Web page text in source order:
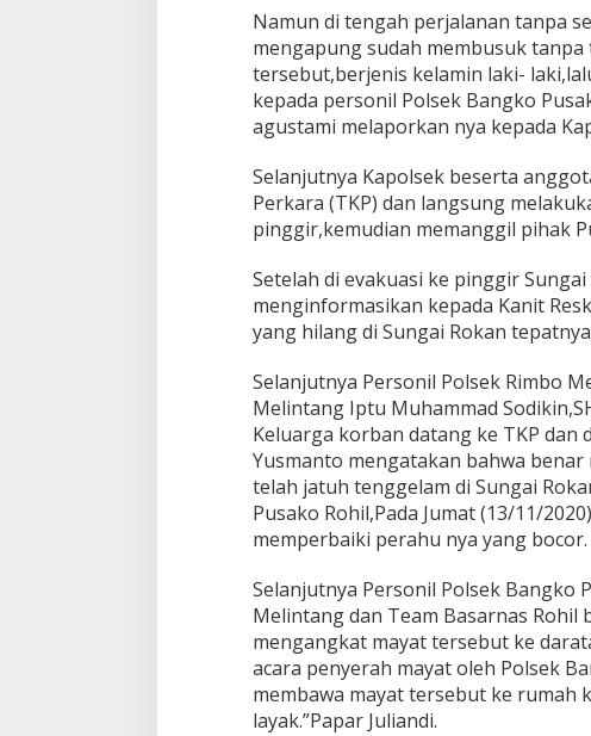
r
n
y
a
D
i
e
m
u
k
n
Namun di tengah perjalanan tanpa
mengapung sudah membusuk
tersebut,berjenis kelamin laki-
kepada personil Polsek Bangko
agustami melaporkan nya kepada
Selanjutnya Kapolsek beserta
Perkara (TKP) dan langsung
pinggir,kemudian memanggil pihak
Setelah di evakuasi ke pinggir
menginformasikan kepada Kanit
yang hilang di Sungai Rokan
Selanjutnya Personil Polsek Rimbo
Melintang Iptu Muhammad
Keluarga korban datang ke TKP
Yusmanto mengatakan bahwa
telah jatuh tenggelam di Sungai
Pusako Rohil,Pada Jumat (13/11/
memperbaiki perahu nya yang bocor.
Selanjutnya Personil Polsek Bangko
Melintang dan Team Basarnas Rohil
mengangkat mayat tersebut ke
acara penyerah mayat oleh Polsek
membawa mayat tersebut ke rumah
layak.”Papar Juliandi.